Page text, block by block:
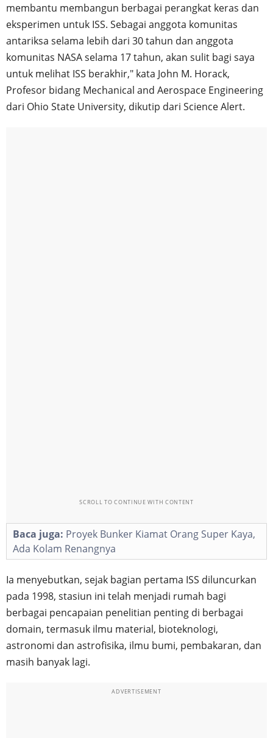
membantu membangun berbagai perangkat keras dan
eksperimen untuk ISS. Sebagai anggota komunitas
antariksa selama lebih dari 30 tahun dan anggota
komunitas NASA selama 17 tahun, akan sulit bagi saya
untuk melihat ISS berakhir," kata John M. Horack,
Profesor bidang Mechanical and Aerospace Engineering
dari Ohio State University, dikutip dari Science Alert.
SCROLL TO CONTINUE WITH CONTENT
Baca juga: Proyek Bunker Kiamat Orang Super Kaya,
Ada Kolam Renangnya
Ia menyebutkan, sejak bagian pertama ISS diluncurkan
pada 1998, stasiun ini telah menjadi rumah bagi
berbagai pencapaian penelitian penting di berbagai
domain, termasuk ilmu material, bioteknologi,
astronomi dan astrofisika, ilmu bumi, pembakaran, dan
masih banyak lagi.
ADVERTISEMENT